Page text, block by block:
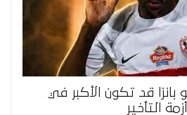
قد تكون الأكبر في
التأخير